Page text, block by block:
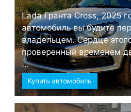
Lada Гранта Cross, 2025
автомобиль вы будите
владельцем. Сердце
проверенный временем
...
Купить автомобиль